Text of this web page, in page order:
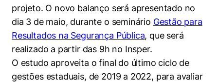
Tecnologia e Dados
projeto. O novo balanço será apresentado no
dia 3 de maio, durante o seminário Gestão para
Resultados na Segurança Pública, que será
realizado a partir das 9h no Insper.
O estudo aproveita o final do último ciclo de
gestões estaduais, de 2019 a 2022, para avaliar